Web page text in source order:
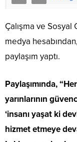
Çalışma ve Sosyal
medya
paylaşım yaptı.
Paylaşımında,
yarınlarının
‘insanı yaşat ki
hizmet etmeye